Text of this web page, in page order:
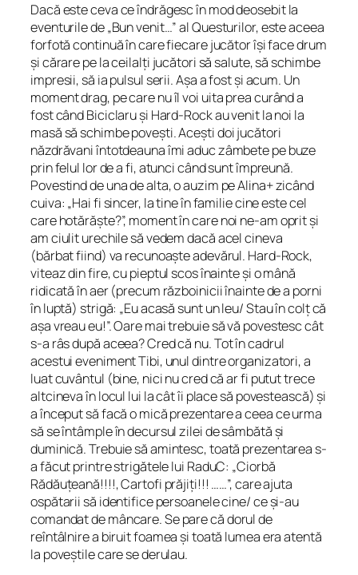
Dacă este ceva ce îndrăgesc în mod deosebit la
eventurile de „Bun venit…” al Questurilor, este aceea
forfotă continuă în care fiecare jucător își face drum
și cărare pe la ceilalți jucători să salute, să schimbe
impresii, să ia pulsul serii. Așa a fost și acum. Un
moment drag, pe care nu îl voi uita prea curând a
fost când Biciclaru și Hard-Rock au venit la noi la
masă să schimbe povești. Acești doi jucători
năzdrăvani întotdeauna îmi aduc zâmbete pe buze
prin felul lor de a fi, atunci când sunt împreună.
Povestind de una de alta, o auzim pe Alina+ zicând
cuiva: „Hai fi sincer, la tine în familie cine este cel
care hotărăște?”, moment în care noi ne-am oprit și
am ciulit urechile să vedem dacă acel cineva
(bărbat fiind) va recunoaște adevărul. Hard-Rock,
viteaz din fire, cu pieptul scos înainte și o mână
ridicată în aer (precum războinicii înainte de a porni
în luptă) strigă: „Eu acasă sunt un leu/ Stau în colț că
așa vreau eu!”. Oare mai trebuie să vă povestesc cât
s-a râs după aceea? Cred că nu. Tot în cadrul
acestui eveniment Tibi, unul dintre organizatori, a
luat cuvântul (bine, nici nu cred că ar fi putut trece
altcineva în locul lui la cât îi place să povestească) și
a început să facă o mică prezentare a ceea ce urma
să se întâmple în decursul zilei de sâmbătă și
duminică. Trebuie să amintesc, toată prezentarea s-
a făcut printre strigătele lui RaduC: „Ciorbă
Rădăuțeană!!!!, Cartofi prăjiți!!! ……”, care ajuta
ospătarii să identifice persoanele cine/ ce și-au
comandat de mâncare. Se pare că dorul de
reîntâlnire a biruit foamea și toată lumea era atentă
la poveștile care se derulau.